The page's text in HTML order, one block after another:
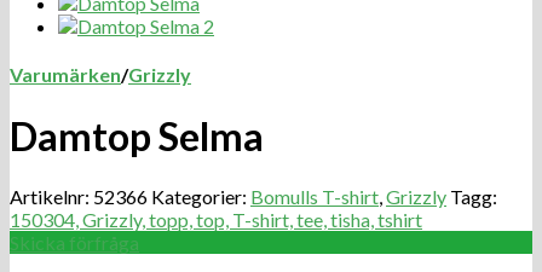
Varumärken/Grizzly
Damtop Selma
Artikelnr: 52366 Kategorier: Bomulls T-shirt,Grizzly Tagg:
150304, Grizzly, topp, top, T-shirt, tee, tisha, tshirt
Skicka förfråga